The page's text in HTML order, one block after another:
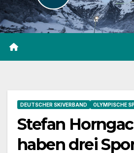
DEUTSCHER SKIVERBAND OLYMPISCHE
Stefan
haben drei